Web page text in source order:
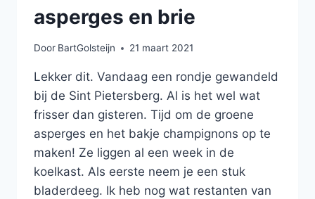
asperges en brie
Door BartGolsteijn 21 maart 2021
Lekker dit. Vandaag een rondje gewandeld
bij de Sint Pietersberg. Al is het wel wat
frisser dan gisteren. Tijd om de groene
asperges en het bakje champignons op te
maken! Ze liggen al een week in de
koelkast. Als eerste neem je een stuk
bladerdeeg. Ik heb nog wat restanten van